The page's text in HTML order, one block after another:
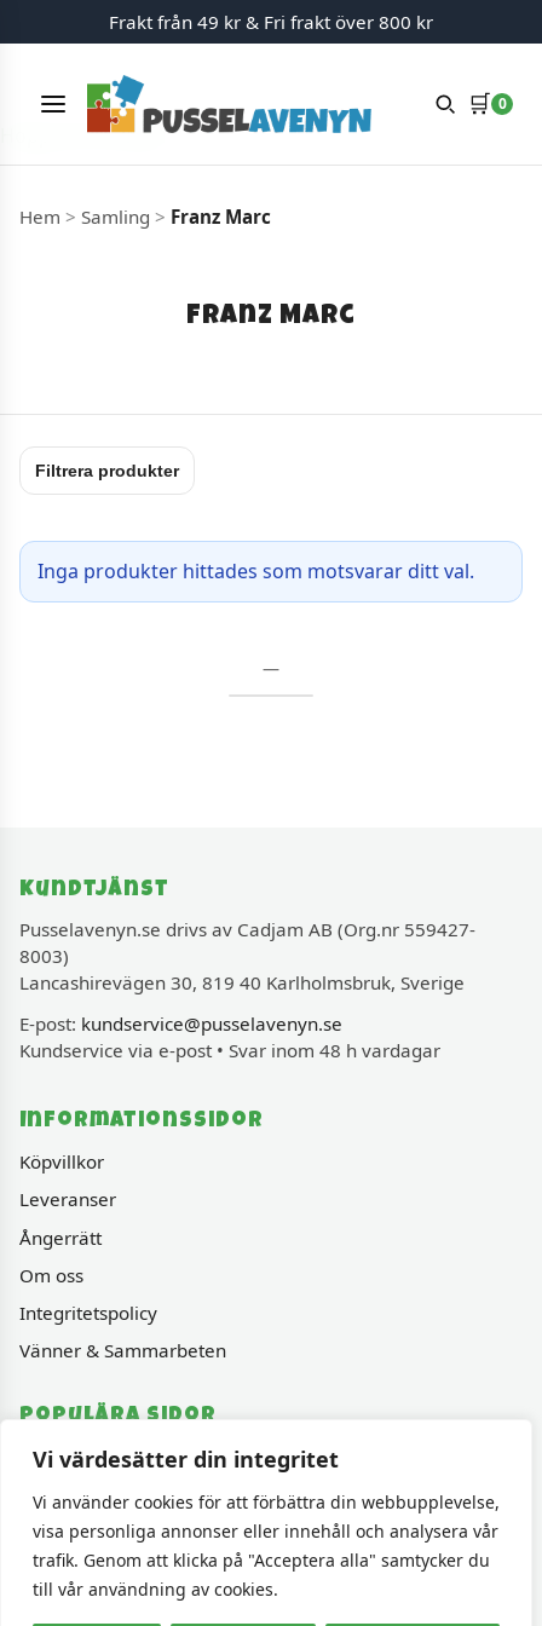
Vi värdesätter din integritet
Vi använder cookies för att förbättra din webbupplevelse,
visa personliga annonser eller innehåll och analysera vår
trafik. Genom att klicka på "Acceptera alla" samtycker du
till vår användning av cookies.
Hoppa till innehåll
Frakt från 49 kr & Fri frakt över 800 kr
Meny 🛒 0
Hem > Samling > Franz Marc
Franz Marc
Filtrera produkter
Inga produkter hittades som motsvarar ditt val.
—
Kundtjänst
Pusselavenyn.se drivs av Cadjam AB (Org.nr 559427-
8003)
Lancashirevägen 30, 819 40 Karlholmsbruk, Sverige
E-post: kundservice@pusselavenyn.se
Kundservice via e-post • Svar inom 48 h vardagar
Informationssidor
Köpvillkor
Leveranser
Ångerrätt
Om oss
Integritetspolicy
Vänner & Sammarbeten
Populära sidor
Varumärken
Fyndhörnan
1000 bitars pussel
Sällskapspel